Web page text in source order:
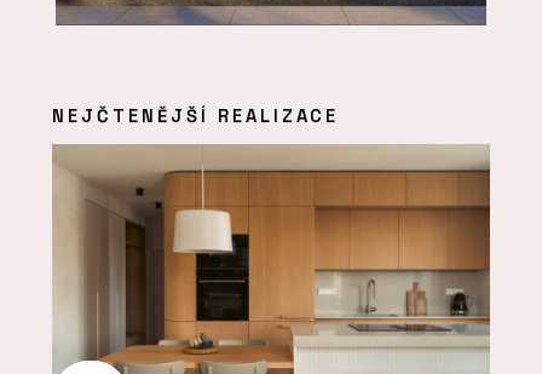
NEJČTENĚJŠÍ REALIZACE